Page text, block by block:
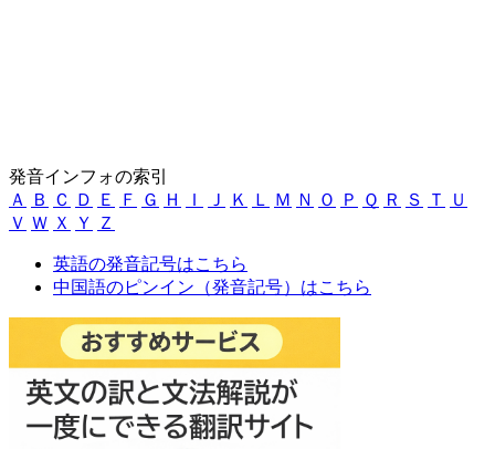
発音インフォの索引
Ａ
Ｂ Ｃ Ｄ Ｅ Ｆ Ｇ Ｈ Ｉ Ｊ Ｋ Ｌ Ｍ Ｎ Ｏ Ｐ Ｑ Ｒ Ｓ Ｔ
Ｕ
Ｖ Ｗ Ｘ Ｙ Ｚ
英語の発音記号はこちら
中国語のピンイン（発音記号）はこちら